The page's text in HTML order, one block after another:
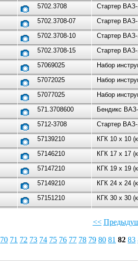
5702.3708
Стартер
5702.3708-07
Стартер ВАЗ-
5702.3708-10
Стартер
5702.3708-15
Стартер
57069025
Набор
57072025
Набор
57077025
Набор
571.3708600
Бендикс
5712-3708
Стартер
57139210
КГК 10 х 10
57146210
КГК 17 х 17
57147210
КГК 19 х 19
57149210
КГК 24 х 24
57151210 КГК 30 х 30
<<
70 71 72 73 74 75 76 77 78 79 80 81 82 83